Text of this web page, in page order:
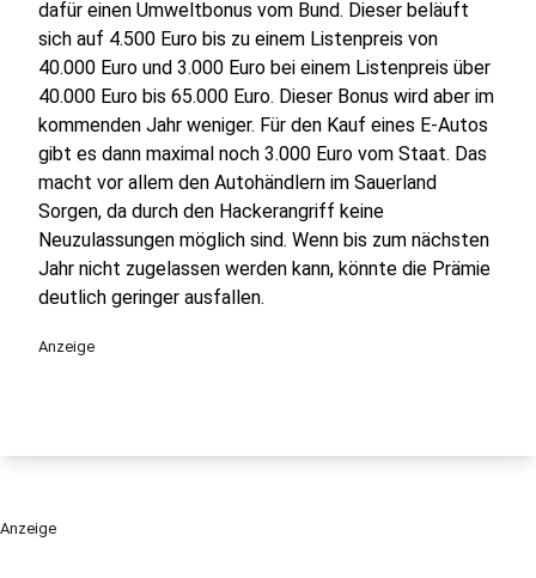
dafür einen Umweltbonus vom Bund. Dieser beläuft
sich auf 4.500 Euro bis zu einem Listenpreis von
40.000 Euro und 3.000 Euro bei einem Listenpreis über
40.000 Euro bis 65.000 Euro. Dieser Bonus wird aber im
kommenden Jahr weniger. Für den Kauf eines E-Autos
gibt es dann maximal noch 3.000 Euro vom Staat. Das
macht vor allem den Autohändlern im Sauerland
Sorgen, da durch den Hackerangriff keine
Neuzulassungen möglich sind. Wenn bis zum nächsten
Jahr nicht zugelassen werden kann, könnte die Prämie
deutlich geringer ausfallen.
Anzeige
Anzeige